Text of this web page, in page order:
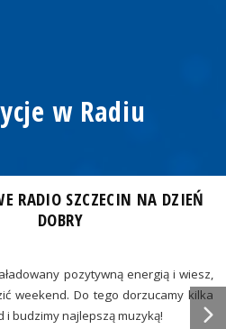
w Radiu
RADIO SZCZECIN NA DZIEŃ
DOBRY
pozytywną energią i wiesz,
weekend. Do tego dorzucamy kilka
i budzimy najlepszą muzyką!